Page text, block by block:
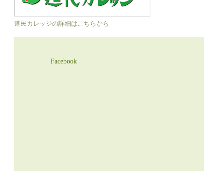
道民カレッジの詳細はこちらから
Facebook